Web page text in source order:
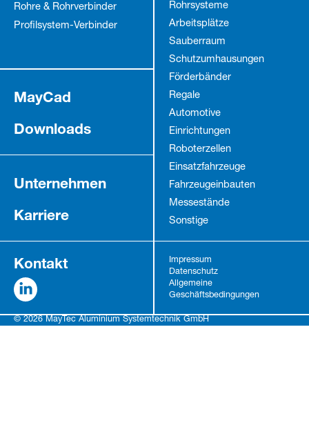
Rohre & Rohrverbinder
Profilsystem-Verbinder
Rohrsysteme
Arbeitsplätze
Sauberraum
Schutz­umhausungen
Förderbänder
Regale
Automotive
Einrichtungen
Roboterzellen
Einsatzfahrzeuge
Fahrzeug­einbauten
Messestände
Sonstige
MayCad
Downloads
Unternehmen
Karriere
Kontakt
Impressum
Datenschutz
Allgemeine
Geschäftsbedingungen
© 2026 MayTec Aluminium Systemtechnik GmbH